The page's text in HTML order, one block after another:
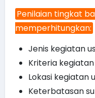
Penilaian tingkat
memperhitungkan:
Jenis kegiatan
Kriteria kegiatan
Lokasi kegiatan
Keterbatasan